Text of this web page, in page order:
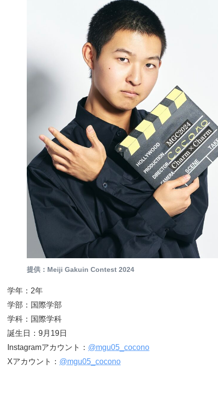
提供：Meiji Gakuin Contest 2024
学年：2年
学部：国際学部
学科：国際学科
誕生日：9月19日
Instagramアカウント： @mgu05_cocono
Xアカウント： @mgu05_cocono